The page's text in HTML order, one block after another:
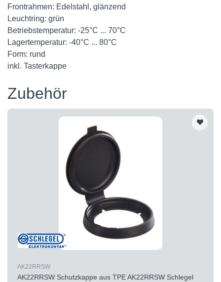
Frontrahmen: Edelstahl, glänzend
Leuchtring: grün
Betriebstemperatur: -25°C ... 70°C
Lagertemperatur: -40°C ... 80°C
Form: rund
inkl. Tasterkappe
Zubehör
AK22RRSW
AK22RRSW Schutzkappe aus TPE AK22RRSW Schlegel